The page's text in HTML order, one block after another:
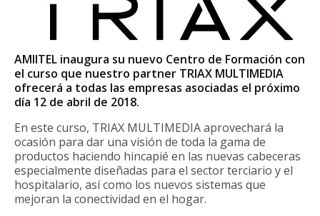
AMIITEL inaugura su nuevo Centro de Formación con
el curso que nuestro partner TRIAX MULTIMEDIA
ofrecerá a todas las empresas asociadas el próximo
día 12 de abril de 2018.
En este curso, TRIAX MULTIMEDIA aprovechará la
ocasión para dar una visión de toda la gama de
productos haciendo hincapié en las nuevas cabeceras
especialmente diseñadas para el sector terciario y el
hospitalario, así como los nuevos sistemas que
mejoran la conectividad en el hogar.